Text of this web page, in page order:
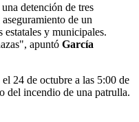
detención de tres
de un
estatales y municipales.
apuntó García
24 de octubre a las 5:00 de
del incendio de una patrulla.